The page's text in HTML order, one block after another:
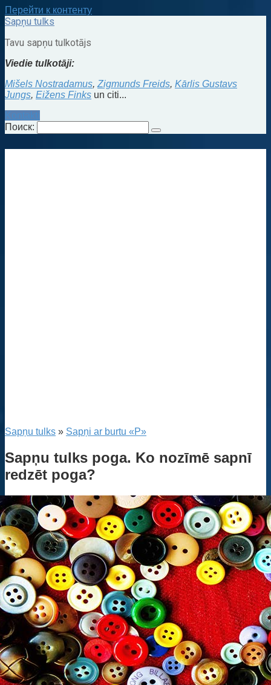
Перейти к контенту
Sapņu tulks
Tavu sapņu tulkotājs
Viedie tulkotāji:
Mišels Nostradamus, Zigmunds Freids, Kārlis Gustavs
Jungs, Eižens Finks un citi...
Kontakti
Поиск:
Sapņu tulks » Sapņi ar burtu «P»
Sapņu tulks poga. Ko nozīmē sapnī
redzēt poga?